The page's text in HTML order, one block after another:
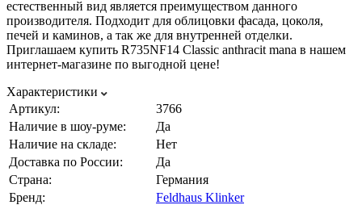
естественный вид является преимуществом данного
производителя. Подходит для облицовки фасада, цоколя,
печей и каминов, а так же для внутренней отделки.
Приглашаем купить R735NF14 Classic anthracit mana в нашем
интернет-магазине по выгодной цене!
Характеристики
Артикул:
3766
Наличие в шоу-руме:
Да
Наличие на складе:
Нет
Доставка по России:
Да
Страна:
Германия
Бренд:
Feldhaus Klinker